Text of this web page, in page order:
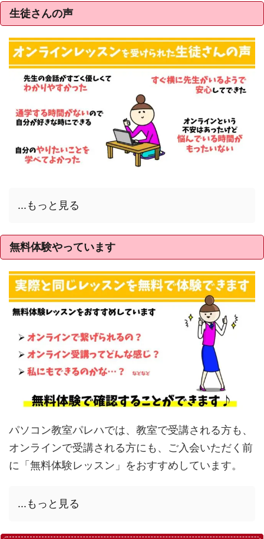
生徒さんの声
...もっと見る
無料体験やっています
パソコン教室パレハでは、教室で受講される方も、
オンラインで受講される方にも、ご入会いただく前
に「無料体験レッスン」をおすすめしています。
...もっと見る